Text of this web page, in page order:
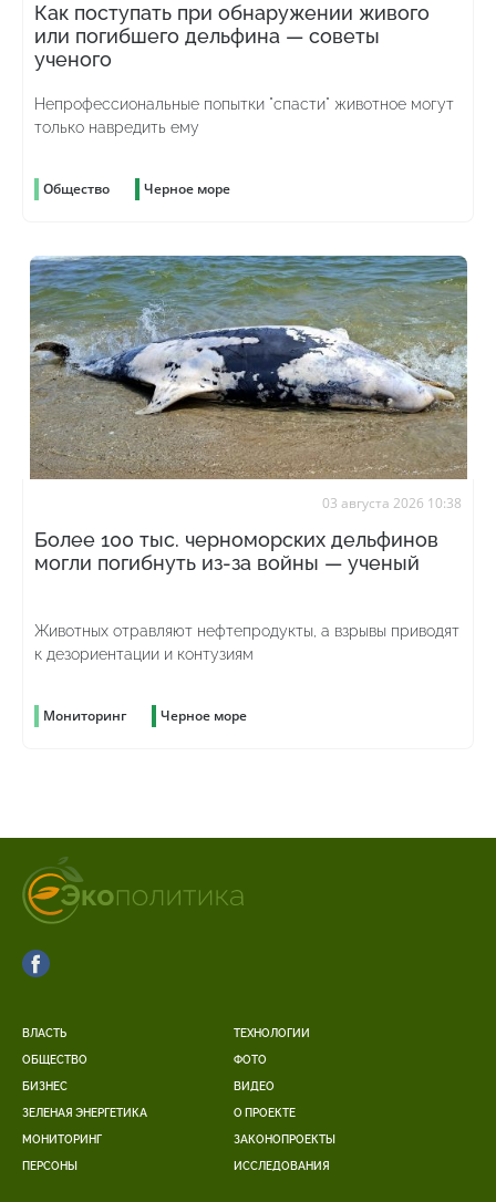
Как поступать при обнаружении живого
или погибшего дельфина — советы
ученого
Непрофессиональные попытки "спасти" животное могут
только навредить ему
Общество Черное море
03 августа 2026 10:38
Более 100 тыс. черноморских дельфинов
могли погибнуть из-за войны — ученый
Животных отравляют нефтепродукты, а взрывы приводят
к дезориентации и контузиям
Мониторинг Черное море
ВЛАСТЬ
ОБЩЕСТВО
БИЗНЕС
ЗЕЛЕНАЯ ЭНЕРГЕТИКА
МОНИТОРИНГ
ПЕРСОНЫ
ТЕХНОЛОГИИ
ФОТО
ВИДЕО
О ПРОЕКТЕ
ЗАКОНОПРОЕКТЫ
ИССЛЕДОВАНИЯ